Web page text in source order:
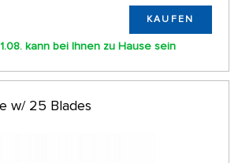
KAUFEN
kann bei Ihnen zu Hause sein
w/ 25 Blades